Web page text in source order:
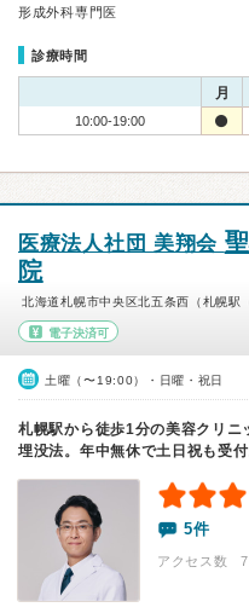
形成外科専門医
診療時間
月
10:00-19:00
医療法人社団 美翔会
院
北海道札幌市中央区北五条西（札幌駅
電子決済可
土曜（〜19:00）・日曜・祝日
札幌駅から徒歩1分の美容クリ
埋没法。年中無休で土日祝も受付
5件
アクセス数 7